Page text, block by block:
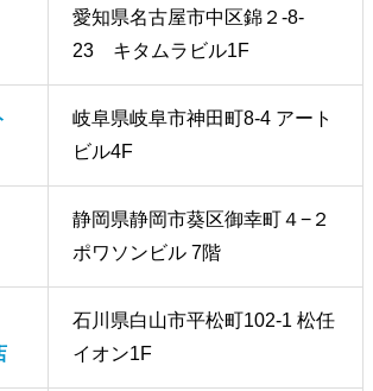
愛知県名古屋市中区錦２-8-
23 キタムラビル1F
岐阜県岐阜市神田町8-4 アート
ビル4F
静岡県静岡市葵区御幸町４−２
ポワソンビル 7階
石川県白山市平松町102-1 松任
イオン1F